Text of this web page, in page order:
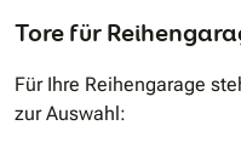
Tore für
Für Ihre Reihengarage
zur Auswahl: